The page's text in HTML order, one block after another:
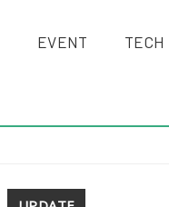
EVENT TECH
Secondary